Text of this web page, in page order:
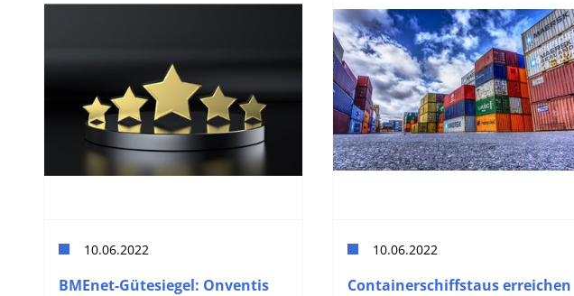
10.06.2022
BMEnet-Gütesiegel: Onventis
10.06.2022
Containerschiffstaus erreichen